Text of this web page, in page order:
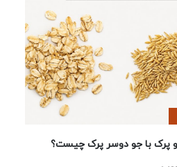
پرک با جو دوسر پرک چیست؟